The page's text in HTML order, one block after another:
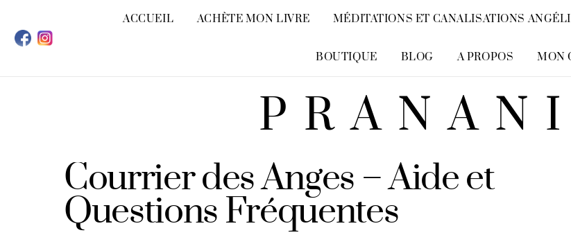
content
ACCUEIL ACHÈTE MON LIVRE MÉDITATIONS ET CANALISATIONS
BOUTIQUE BLOG A PROPOS MON
Courrier des Anges – Aide et
Questions Fréquentes